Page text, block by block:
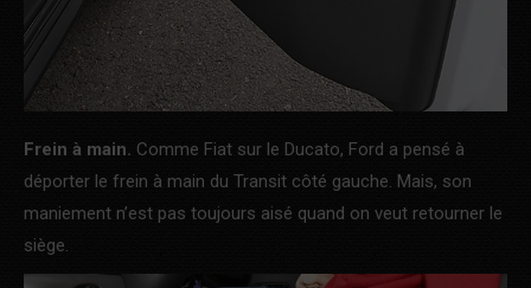
Frein à main. Comme Fiat sur le Ducato, Ford a pensé à
déporter le frein à main du Transit côté gauche. Mais, son
maniement n’est pas toujours aisé quand on veut retourner le
siège.